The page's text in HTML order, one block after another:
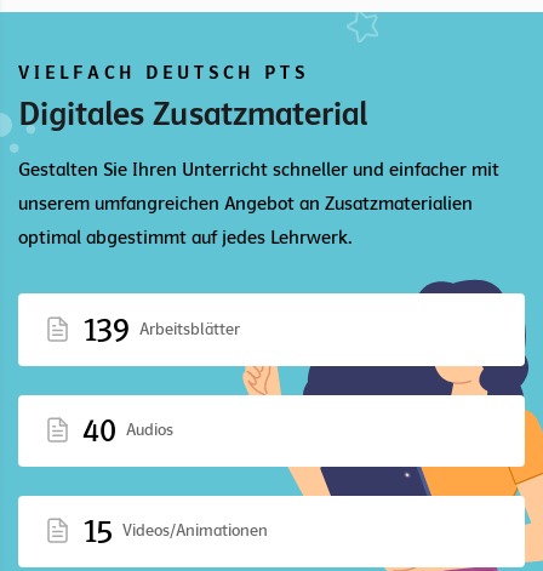
VIELFACH DEUTSCH PTS
Digitales Zusatzmaterial
Gestalten Sie Ihren Unterricht schneller und einfacher mit
unserem umfangreichen Angebot an Zusatzmaterialien
optimal abgestimmt auf jedes Lehrwerk.
139 Arbeitsblätter
40 Audios
15 Videos/Animationen